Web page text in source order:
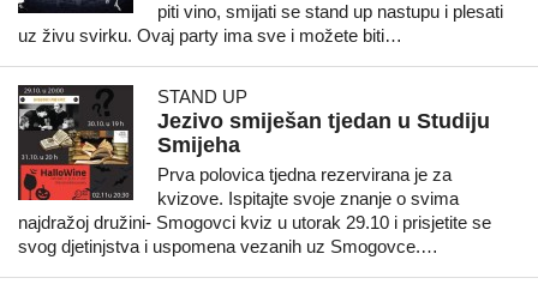
piti vino, smijati se stand up nastupu i plesati
uz živu svirku. Ovaj party ima sve i možete biti…
STAND UP
Jezivo smiješan tjedan u Studiju
Smijeha
Prva polovica tjedna rezervirana je za
kvizove. Ispitajte svoje znanje o svima
najdražoj družini- Smogovci kviz u utorak 29.10 i prisjetite se
svog djetinjstva i uspomena vezanih uz Smogovce.…